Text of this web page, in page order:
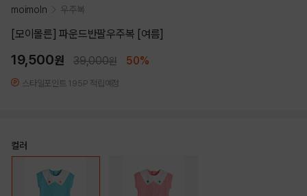
moimoln 우주복
[모이몰른] 파운드반팔우주복 [여름]
19,500원 39,000원 50%
스타일포인트 195P 적립예정
컬러